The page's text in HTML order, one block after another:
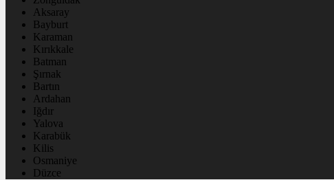
Aksaray
Bayburt
Karaman
Kırıkkale
Batman
Şırnak
Bartın
Ardahan
Iğdır
Yalova
Karabük
Kilis
Osmaniye
Düzce